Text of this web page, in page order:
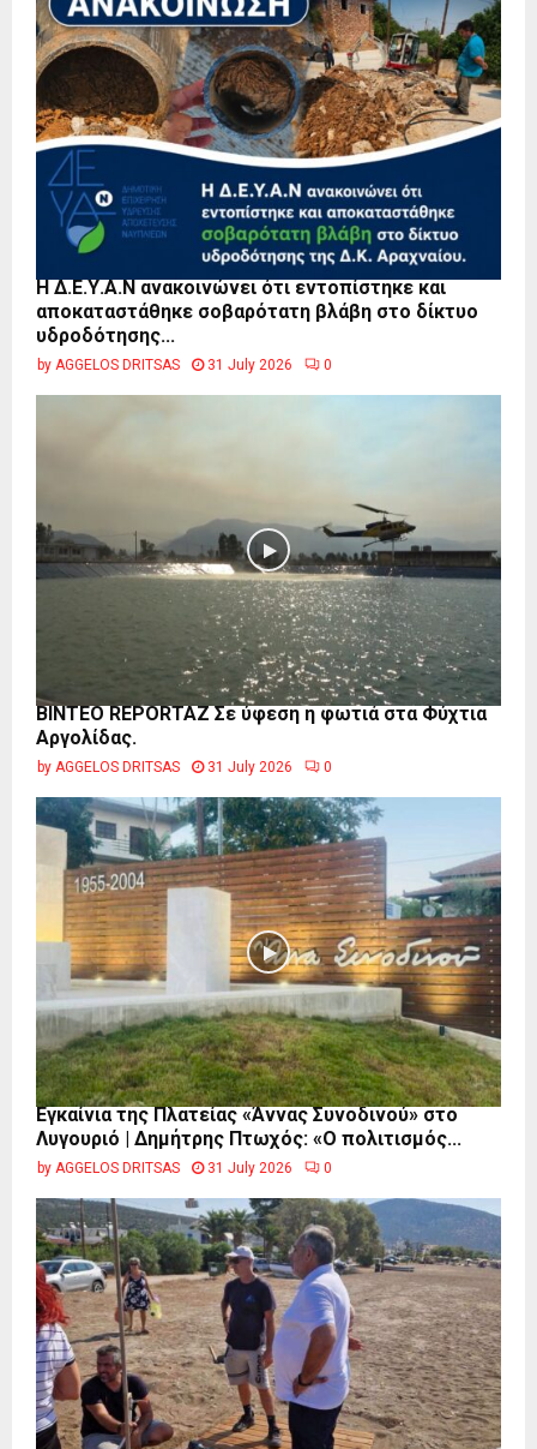
Η Δ.Ε.Υ.Α.Ν ανακοινώνει ότι εντοπίστηκε και
αποκαταστάθηκε σοβαρότατη βλάβη στο δίκτυο
υδροδότησης...
by AGGELOS DRITSAS 31 July 2026 0
BINTEO REPORTAZ Σε ύφεση η φωτιά στα Φύχτια
Αργολίδας.
by AGGELOS DRITSAS 31 July 2026 0
Εγκαίνια της Πλατείας «Άννας Συνοδινού» στο
Λυγουριό | Δημήτρης Πτωχός: «Ο πολιτισμός...
by AGGELOS DRITSAS 31 July 2026 0